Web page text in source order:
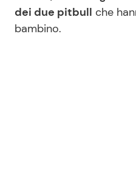
dei due pitbull che
bambino.